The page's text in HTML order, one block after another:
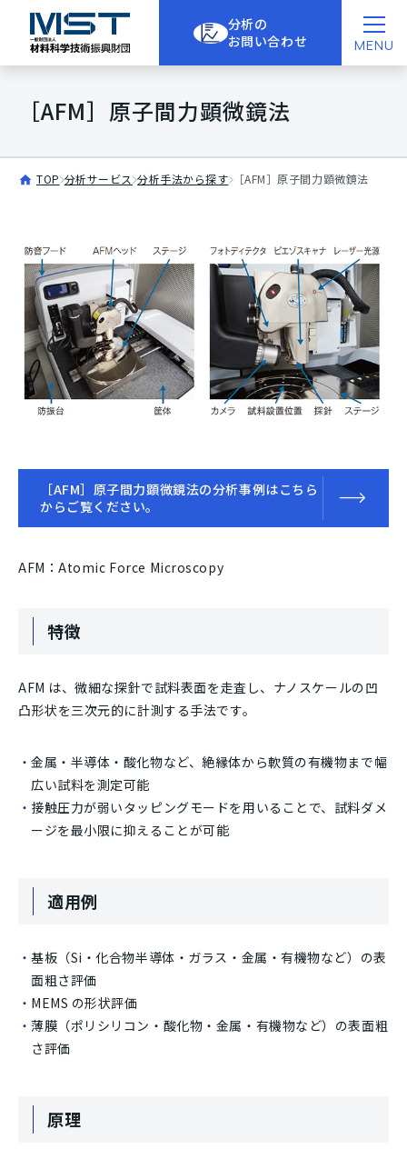
MENU
分析の
お問い合わせ
［AFM］原子間力顕微鏡法
TOP 分析サービス 分析手法から探す ［AFM］原子間力顕微鏡法
［AFM］原子間力顕微鏡法の分析事例はこちら
からご覧ください。
AFM：Atomic Force Microscopy
特徴
AFM は、微細な探針で試料表面を走査し、ナノスケールの凹
凸形状を三次元的に計測する手法です。
金属・半導体・酸化物など、絶縁体から軟質の有機物まで幅
広い試料を測定可能
接触圧力が弱いタッピングモードを用いることで、試料ダメ
ージを最小限に抑えることが可能
適用例
基板（Si・化合物半導体・ガラス・金属・有機物など）の表
面粗さ評価
MEMS の形状評価
薄膜（ポリシリコン・酸化物・金属・有機物など）の表面粗
さ評価
原理